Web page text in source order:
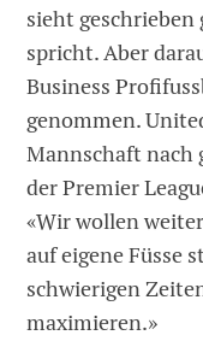
sieht geschrieben
spricht. Aber
Business
genommen.
Mannschaft nach
der Premier
«Wir wollen
auf eigene Füsse
schwierigen
maximieren.»